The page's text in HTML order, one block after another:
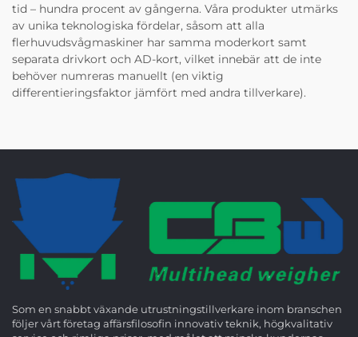
tid – hundra procent av gångerna. Våra produkter utmärks
av unika teknologiska fördelar, såsom att alla
flerhuvudsvågmaskiner har samma moderkort samt
separata drivkort och AD-kort, vilket innebär att de inte
behöver numreras manuellt (en viktig
differentieringsfaktor jämfört med andra tillverkare).
Som en snabbt växande utrustningstillverkare inom branschen
följer vårt företag affärsfilosofin innovativ teknik, högkvalitativ